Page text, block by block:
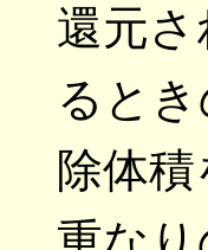
還元さ
ると
除体